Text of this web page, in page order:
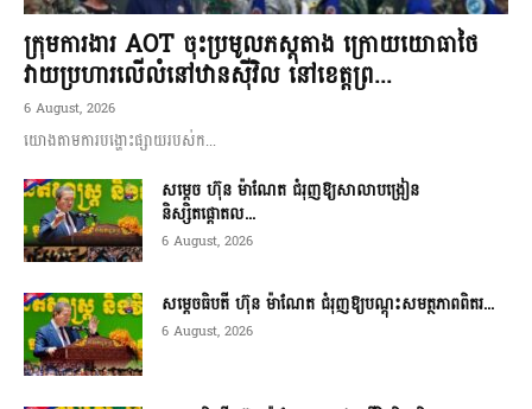
ក្រុមការងារ AOT ចុះប្រមូលភស្តុតាង ក្រោយយោធាថៃ
វាយប្រហារលើលំនៅឋានស៊ីវិល នៅខេត្តព្រ...
6 August, 2026
យោងតាមការបង្ហោះផ្សាយរបស់ក...
សម្តេច ហ៊ុន ម៉ាណែត ជំរុញឱ្យសាលាបង្រៀន
និស្សិតផ្តោតល...
6 August, 2026
សម្តេចធិបតី ហ៊ុន ម៉ាណែត ជំរុញឱ្យបណ្តុះសមត្ថភាពពិតរ...
6 August, 2026